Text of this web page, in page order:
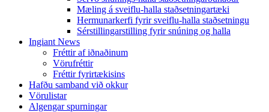
Mæling á sveiflu-halla staðsetningartæki
Hermunarkerfi fyrir sveiflu-halla staðsetningu
Sérstillingarstilling fyrir snúning og halla
Ingiant News
Fréttir af iðnaðinum
Vörufréttir
Fréttir fyrirtækisins
Hafðu samband við okkur
Vörulistar
Algengar spurningar